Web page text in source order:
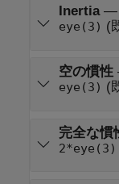
Inertia
eye(3) (
空の慣性
eye(3) (
完全な慣
2*eye(3)